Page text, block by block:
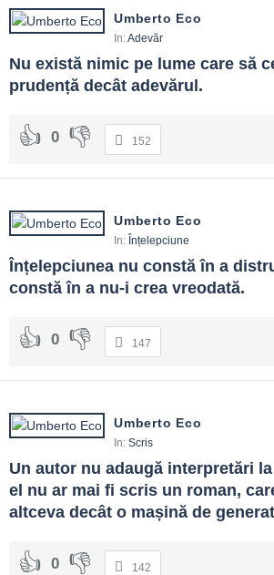
Umberto Eco
In:Adevăr
Nu există nimic pe lume care să
prudență decât adevărul.
0 152
Umberto Eco
In: Înțelepciune
Înțelepciunea nu constă în a
constă în a nu-i crea vreodată.
0 147
Umberto Eco
In: Scris
Un autor nu adaugă interpretări
el nu ar mai fi scris un roman,
altceva decât o mașină de
0 142